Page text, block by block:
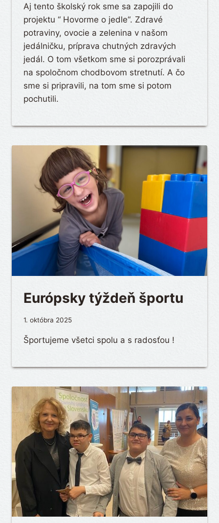
Aj tento školský rok sme sa zapojili do
projektu “ Hovorme o jedle“. Zdravé
potraviny, ovocie a zelenina v našom
jedálničku, príprava chutných zdravých
jedál. O tom všetkom sme si porozprávali
na spoločnom chodbovom stretnutí. A čo
sme si pripravili, na tom sme si potom
pochutili.
Európsky týždeň športu
1. októbra 2025
Športujeme všetci spolu a s radosťou !